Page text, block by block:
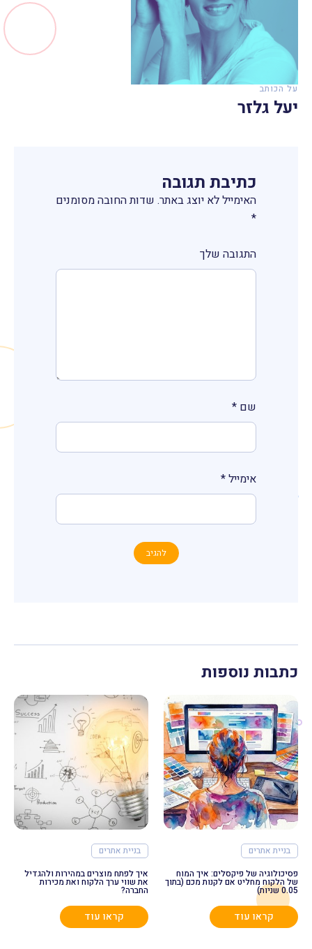
על הכותב
יעל גלזר
כתיבת תגובה
האימייל לא יוצג באתר. שדות החובה מסומנים
*
התגובה שלך
שם *
אימייל*
כתבות נוספות
בניית אתרים
פסיכולוגיה של פיקסלים: איך המוח
של הלקוח מחליט אם לקנות מכם (בתוך
0.05 שניות)
קראו עוד
בניית אתרים
איך לפתח מוצרים במהירות ולהגדיל
את שווי ערך הלקוח ואת מכירות
החברה?
קראו עוד